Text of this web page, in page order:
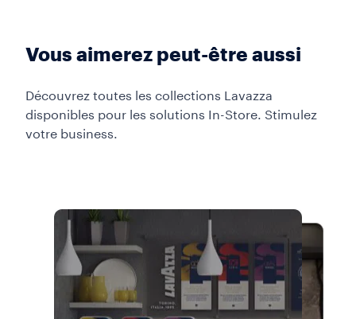
Vous aimerez peut-être aussi
Découvrez toutes les collections Lavazza
disponibles pour les solutions In-Store. Stimulez
votre business.